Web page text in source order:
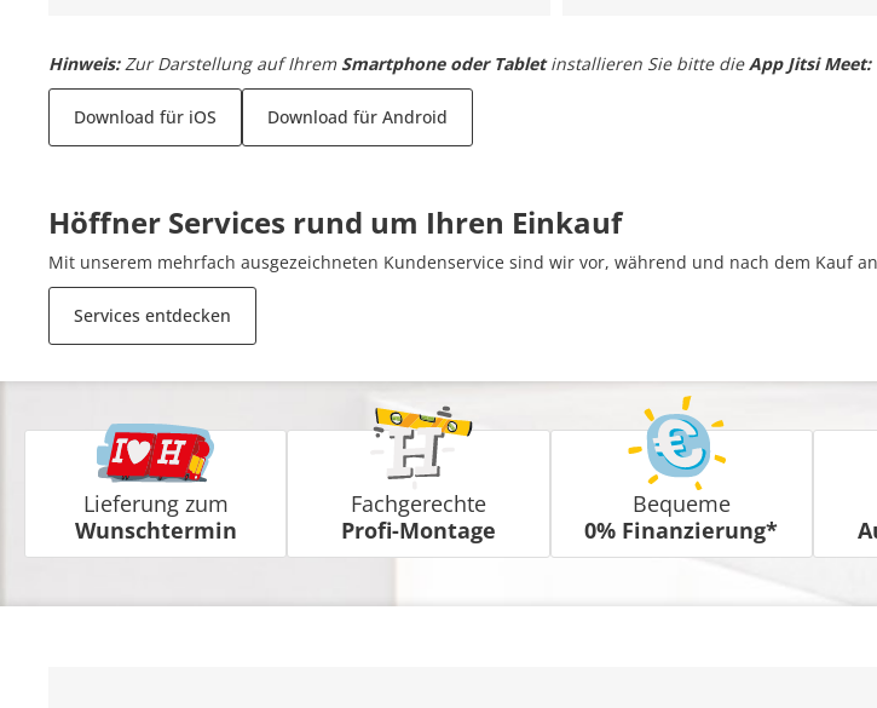
Hinweis: Zur Darstellung auf Ihrem Smartphone oder Tabletinstallieren Sie bitte dieApp Jitsi Meet:
Download für iOS Download für Android
Höffner Services rund um Ihren Einkauf
Mit unserem mehrfach ausgezeichneten Kundenservice sind wir vor, während und nach dem Kauf
Services entdecken
Lieferung zum
Wunschtermin
Fachgerechte
Profi-Montage
Bequeme
0% Finanzierung*